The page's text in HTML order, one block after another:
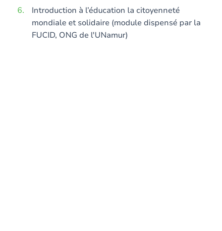
Introduction à l’éducation la citoyenneté
mondiale et solidaire (module dispensé par la
FUCID, ONG de l'UNamur)